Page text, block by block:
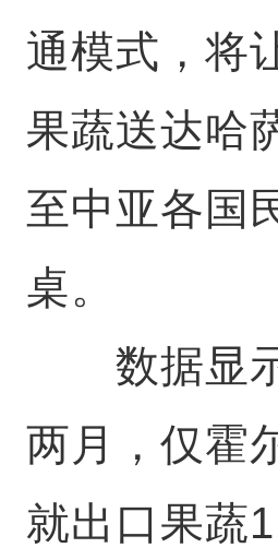
通模式，将
果蔬送达哈
至中亚各国
桌。
数据显示
两月，仅霍
就出口果蔬